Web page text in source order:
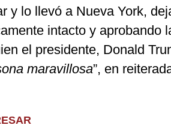
y lo llevó a Nueva York,
intacto y aprobando
el presidente, Donald
maravillosa”, en